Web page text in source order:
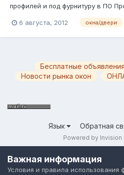
профилей и под фурнитуру в ПО
исходя из наполнения БД, отчетов
6 августа, 2012 окна/двери
Бесплатные объявления
Новости рынка окон
Язык Обратная
Powered by Invision
Важная информация
Условия и правила использования